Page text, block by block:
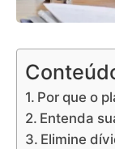
Por que o
Entenda
Elimine